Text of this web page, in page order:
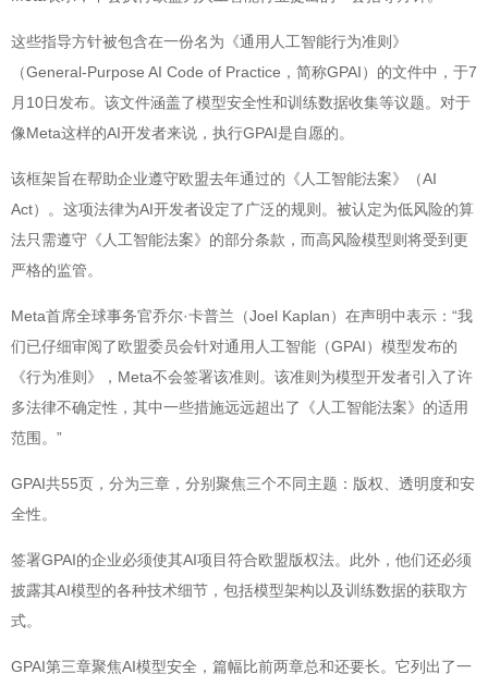
这些指导方针被包含在一份名为《通用人工智能行为准则》
（General-Purpose AI Code of Practice，简称GPAI）的文件中，于7
月10日发布。该文件涵盖了模型安全性和训练数据收集等议题。对于
像Meta这样的AI开发者来说，执行GPAI是自愿的。
该框架旨在帮助企业遵守欧盟去年通过的《人工智能法案》（AI
Act）。这项法律为AI开发者设定了广泛的规则。被认定为低风险的算
法只需遵守《人工智能法案》的部分条款，而高风险模型则将受到更
严格的监管。
Meta首席全球事务官乔尔·卡普兰（Joel Kaplan）在声明中表示：“我
们已仔细审阅了欧盟委员会针对通用人工智能（GPAI）模型发布的
《行为准则》，Meta不会签署该准则。该准则为模型开发者引入了许
多法律不确定性，其中一些措施远远超出了《人工智能法案》的适用
范围。”
GPAI共55页，分为三章，分别聚焦三个不同主题：版权、透明度和安
全性。
签署GPAI的企业必须使其AI项目符合欧盟版权法。此外，他们还必须
披露其AI模型的各种技术细节，包括模型架构以及训练数据的获取方
式。
GPAI第三章聚焦AI模型安全，篇幅比前两章总和还要长。它列出了一